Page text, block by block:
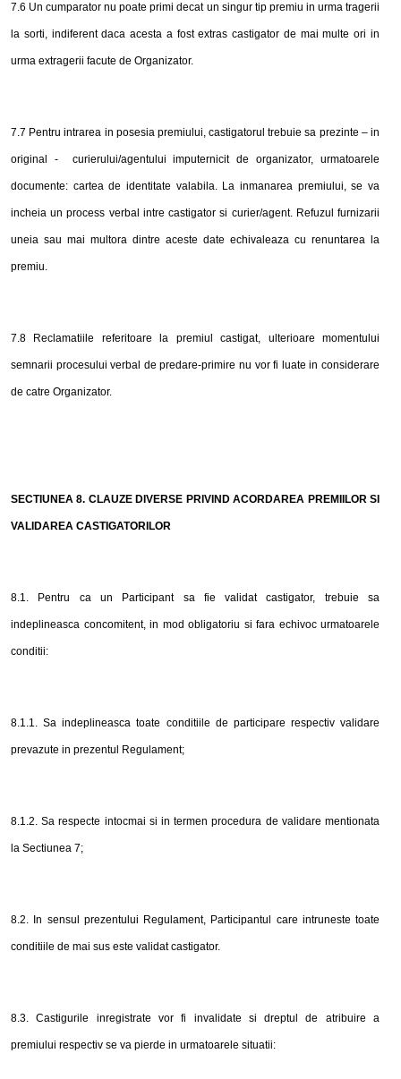
7.6 Un cumparator nu poate primi decat un singur tip premiu in urma tragerii
la sorti, indiferent daca acesta a fost extras castigator de mai multe ori in
urma extragerii facute de Organizator.
7.7 Pentru intrarea in posesia premiului, castigatorul trebuie sa prezinte – in
original - curierului/agentului imputernicit de organizator, urmatoarele
documente: cartea de identitate valabila. La inmanarea premiului, se va
incheia un process verbal intre castigator si curier/agent. Refuzul furnizarii
uneia sau mai multora dintre aceste date echivaleaza cu renuntarea la
premiu.
7.8 Reclamatiile referitoare la premiul castigat, ulterioare momentului
semnarii procesului verbal de predare-primire nu vor fi luatein considerare
de catre Organizator.
SECTIUNEA8. CLAUZE DIVERSE PRIVIND ACORDAREA PREMIILOR SI
VALIDAREA CASTIGATORILOR
8.1. Pentru ca un Participant sa fie validat castigator, trebuie sa
indeplineasca concomitent, in mod obligatoriu si fara echivoc urmatoarele
conditii:
8.1.1. Sa indeplineasca toate conditiile de participare respectiv validare
prevazute in prezentul Regulament;
8.1.2. Sa respecte intocmai si in termen procedura de validare mentionata
la Sectiunea 7;
8.2. In sensul prezentului Regulament, Participantul care intruneste toate
conditiile de mai sus este validat castigator.
8.3. Castigurile inregistrate vor fi invalidate si dreptul de atribuire a
premiului respectiv se va pierde in urmatoarele situatii: